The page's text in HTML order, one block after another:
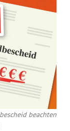
beachten